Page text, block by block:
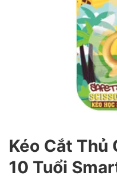
Kéo Cắt Thủ
10 Tuổi